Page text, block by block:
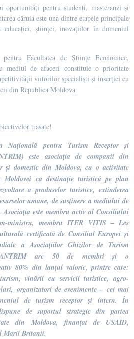
oportunități pentru studenți, masteranzi și
căruia este una dintre etapele principale
educației, științei, inovațiilor în domeniul
Facultatea de Științe Economice,
mediul de afaceri constituie o prioritate
viitorilor specialiști și inserției cu
din Republica Moldova.
trasate!
Națională pentru Turism Receptor și
este asociația de companii din
și domestic din Moldova, cu o activitate
Moldovei ca destinație turistică pe plan
a produselor turistice, extinderea
umane, de susținere a mediului de
este membru activ al Consiliului
ministru, membru ITER VITIS – Les
certificată de Consiliul Europei și
a Asociațiilor Ghizilor de Turism
ANTRIM are 50 de membri și o
80% din lanțul valoric, printre care:
vinării cu servicii turistice, agro-
organizatori de evenimente – cei mai
de turism receptor și intern. În
de suportul strategic din partea
din Moldova, finanțat de USAID,
Marii Britanii.